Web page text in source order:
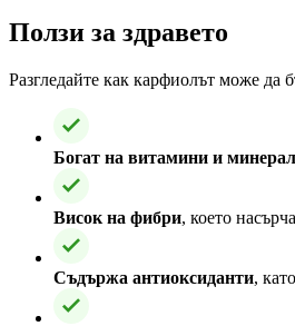
Ползи за здравето
Разгледайте как карфиолът може да
Богат на витамини и
Висок на фибри, което
Съдържа антиоксиданти,